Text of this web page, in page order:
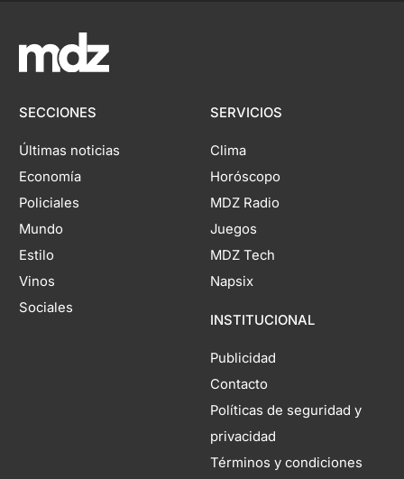
SECCIONES
Últimas noticias
Economía
Policiales
Mundo
Estilo
Vinos
Sociales
SERVICIOS
Clima
Horóscopo
MDZ Radio
Juegos
MDZ Tech
Napsix
INSTITUCIONAL
Publicidad
Contacto
Políticas de seguridad y
privacidad
Términos y condiciones